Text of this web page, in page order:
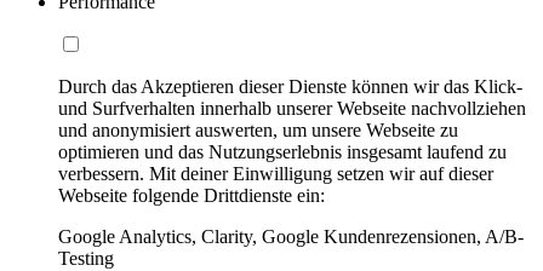
Durch das Akzeptieren dieser Dienste können wir das Klick-
und Surfverhalten innerhalb unserer Webseite nachvollziehen
und anonymisiert auswerten, um unsere Webseite zu
optimieren und das Nutzungserlebnis insgesamt laufend zu
verbessern. Mit deiner Einwilligung setzen wir auf dieser
Webseite folgende Drittdienste ein:
Google Analytics, Clarity, Google Kundenrezensionen, A/B-
Testing